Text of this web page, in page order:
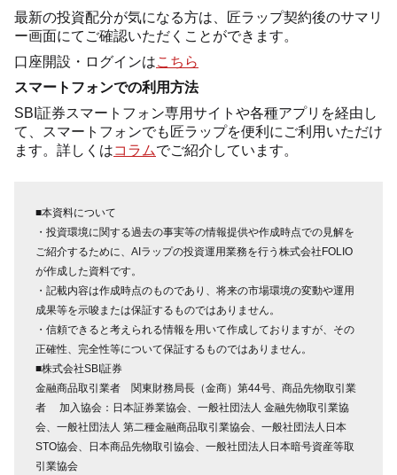
最新の投資配分が気になる方は、匠ラップ契約後のサマリ
ー画面にてご確認いただくことができます。
口座開設・ログインはこちら
スマートフォンでの利用方法
SBI証券スマートフォン専用サイトや各種アプリを経由し
て、スマートフォンでも匠ラップを便利にご利用いただけ
ます。詳しくはコラムでご紹介しています。
■本資料について
・投資環境に関する過去の事実等の情報提供や作成時点での見解を
ご紹介するために、AIラップの投資運用業務を行う株式会社FOLIO
が作成した資料です。
・記載内容は作成時点のものであり、将来の市場環境の変動や運用
成果等を示唆または保証するものではありません。
・信頼できると考えられる情報を用いて作成しておりますが、その
正確性、完全性等について保証するものではありません。
■株式会社SBI証券
金融商品取引業者 関東財務局長（金商）第44号、商品先物取引業
者 加入協会：日本証券業協会、一般社団法人 金融先物取引業協
会、一般社団法人 第二種金融商品取引業協会、一般社団法人日本
STO協会、日本商品先物取引協会、一般社団法人日本暗号資産等取
引業協会